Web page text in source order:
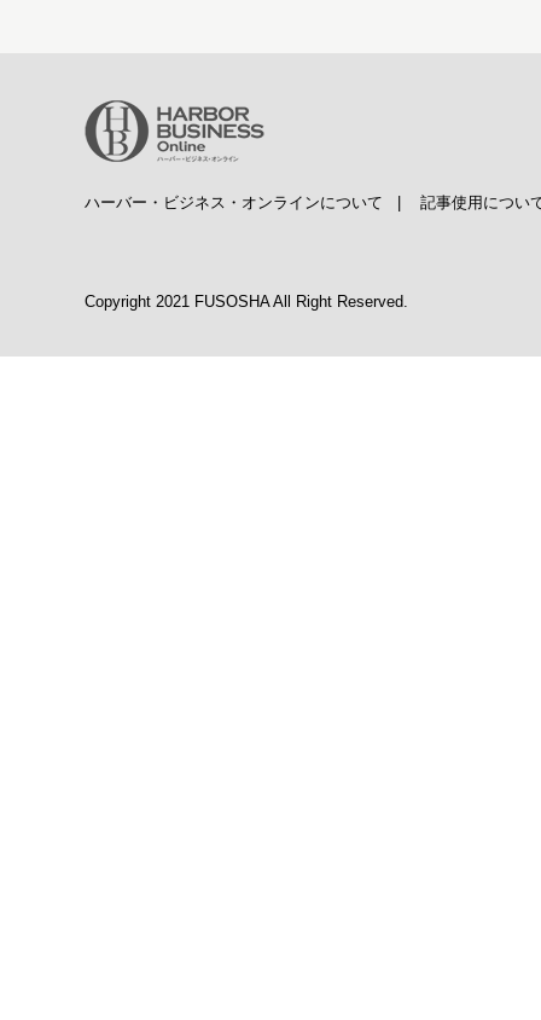
ハーバー・ビジネス・オンラインについて | 記事使用につい
Copyright 2021 FUSOSHA All Right Reserved.